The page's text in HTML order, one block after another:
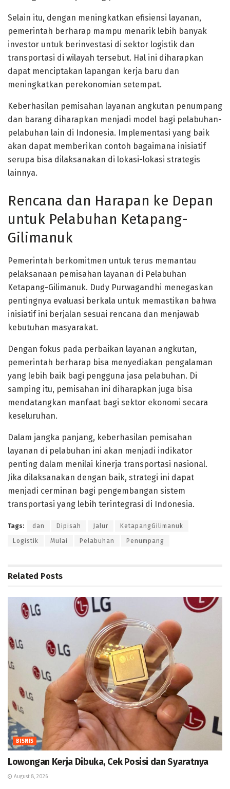
Selain itu, dengan meningkatkan efisiensi layanan,
pemerintah berharap mampu menarik lebih banyak
investor untuk berinvestasi di sektor logistik dan
transportasi di wilayah tersebut. Hal ini diharapkan
dapat menciptakan lapangan kerja baru dan
meningkatkan perekonomian setempat.
Keberhasilan pemisahan layanan angkutan penumpang
dan barang diharapkan menjadi model bagi pelabuhan-
pelabuhan lain di Indonesia. Implementasi yang baik
akan dapat memberikan contoh bagaimana inisiatif
serupa bisa dilaksanakan di lokasi-lokasi strategis
lainnya.
Rencana dan Harapan ke Depan
untuk Pelabuhan Ketapang-
Gilimanuk
Pemerintah berkomitmen untuk terus memantau
pelaksanaan pemisahan layanan di Pelabuhan
Ketapang-Gilimanuk. Dudy Purwagandhi menegaskan
pentingnya evaluasi berkala untuk memastikan bahwa
inisiatif ini berjalan sesuai rencana dan menjawab
kebutuhan masyarakat.
Dengan fokus pada perbaikan layanan angkutan,
pemerintah berharap bisa menyediakan pengalaman
yang lebih baik bagi pengguna jasa pelabuhan. Di
samping itu, pemisahan ini diharapkan juga bisa
mendatangkan manfaat bagi sektor ekonomi secara
keseluruhan.
Dalam jangka panjang, keberhasilan pemisahan
layanan di pelabuhan ini akan menjadi indikator
penting dalam menilai kinerja transportasi nasional.
Jika dilaksanakan dengan baik, strategi ini dapat
menjadi cerminan bagi pengembangan sistem
transportasi yang lebih terintegrasi di Indonesia.
Tags: dan Dipisah Jalur KetapangGilimanuk
Logistik Mulai Pelabuhan Penumpang
Related Posts
BISNIS
Lowongan Kerja Dibuka, Cek Posisi dan Syaratnya
August 8, 2026